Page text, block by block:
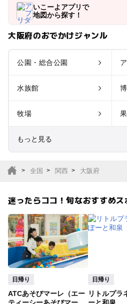
いこーよアプリで
地図から探す！
大阪府のおでかけジャンル
公園・総合公園
水族館
牧場
もっと見る
サファリパーク
ク
キャンプ場
釣り
いちご狩り
全国 関西 大阪府
迷ったらココ！旬なおすすめス
日帰り
ATCあそびマーレ（エー
ティーシーあそびマー
日帰り
リトルプラ
ーと和泉